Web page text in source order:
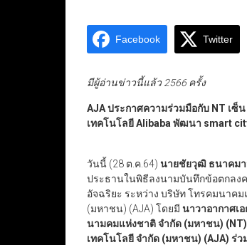
Facebook Twitter
มีผู้อ่านข่าวนี้แล้ว 2566 ครั้ง
AJA ประกาศความร่วมมือกับ NT เซ็
เทคโนโลยี Alibaba พัฒนา smart
วันนี้ (28 ต.ค.64) นายชัยวุฒิ ธนาคมา
ประธานในพิธีลงนามบันทึกข้อตกลง
อัจฉริยะ ระหว่าง บริษัท โทรคมนาค
(มหาชน) (AJA) โดยมี นาวาอากาศเ
นามคมแห่งชาติ จำกัด (มหาชน) (NT)
เทคโนโลยี จำกัด (มหาชน) (AJA) ร่ว